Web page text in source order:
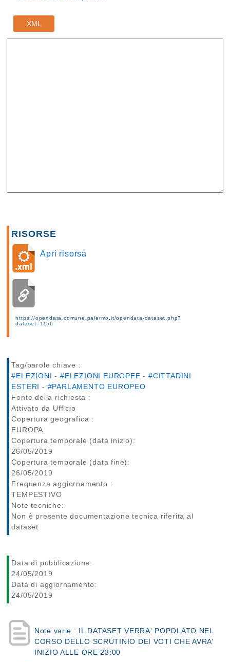
XML
RISORSE
Apri risorsa
https://opendata.comune.palermo.it/opendata-dataset.php?
dataset=1156
Tag/parole chiave :
#ELEZIONI -#ELEZIONI EUROPEE -#CITTADINI
ESTERI - #PARLAMENTO EUROPEO
Fonte della richiesta :
Attivato da Ufficio
Copertura geografica :
EUROPA
Copertura temporale (data inizio):
26/05/2019
Copertura temporale (data fine):
26/05/2019
Frequenza aggiornamento :
TEMPESTIVO
Note tecniche:
Non è presente documentazione tecnica riferita al
dataset
Data di pubblicazione:
24/05/2019
Data di aggiornamento:
24/05/2019
Note varie : IL DATASET VERRA' POPOLATO NEL
CORSO DELLO SCRUTINIO DEI VOTI CHE AVRA'
INIZIO ALLE ORE 23:00